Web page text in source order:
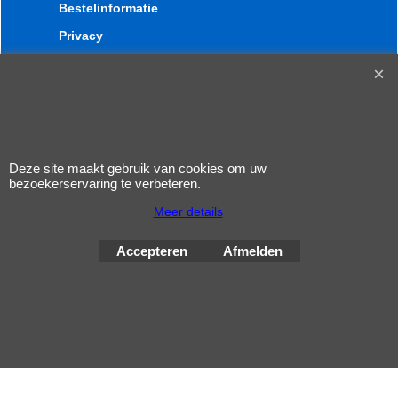
Bestelinformatie
Privacy
ShopFactory webwinkel
Deze site maakt gebruik van cookies om uw
bezoekerservaring te verbeteren.
Meer details
Accepteren Afmelden